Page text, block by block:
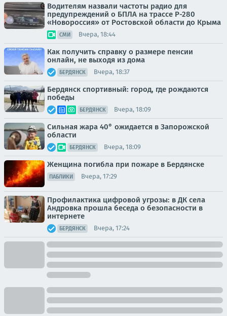
Водителям назвали частоты радио для
предупреждений о БПЛА на трассе Р-280
«Новороссия» от Ростовской области до Крыма
СМИ Вчера, 18:44
Как получить справку о размере пенсии
онлайн, не выходя из дома
БЕРДЯНСК Вчера, 18:37
Бердянск спортивный: город, где рождаются
победы
БЕРДЯНСК Вчера, 18:09
Сильная жара 40° ожидается в Запорожской
области
БЕРДЯНСК Вчера, 18:09
Женщина погибла при пожаре в Бердянске
ПАБЛИКИ Вчера, 17:29
Профилактика цифровой угрозы: в ДК села
Андровка прошла беседа о безопасности в
интернете
БЕРДЯНСК Вчера, 17:24